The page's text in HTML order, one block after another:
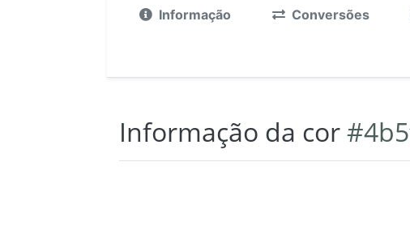
Informação Conversões
Informação da cor